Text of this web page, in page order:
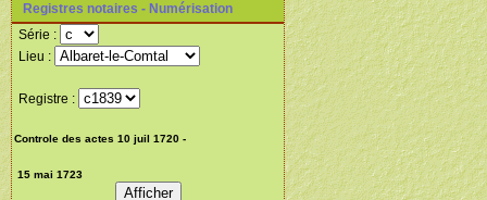
Registres notaires - Numérisation
Série :
Lieu :
Registre :